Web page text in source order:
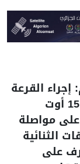
1448هـ/2027م: إجراء القرعة
مواصلة
الثنائية
على